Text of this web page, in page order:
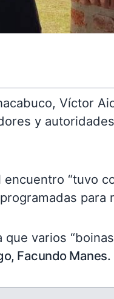
Víctor
y
“tuvo
para
varios
Facundo Manes.